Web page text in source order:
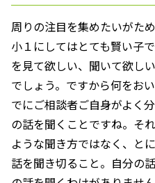
周りの注目を集めたいがた
小１にしてはとても賢い子
を見て欲しい、聞いて欲し
でしょう。ですから何をお
でにご相談者ご自身がよく
の話を聞くことですね。そ
ような聞き方ではなく、と
話を聞き切ること。自分の